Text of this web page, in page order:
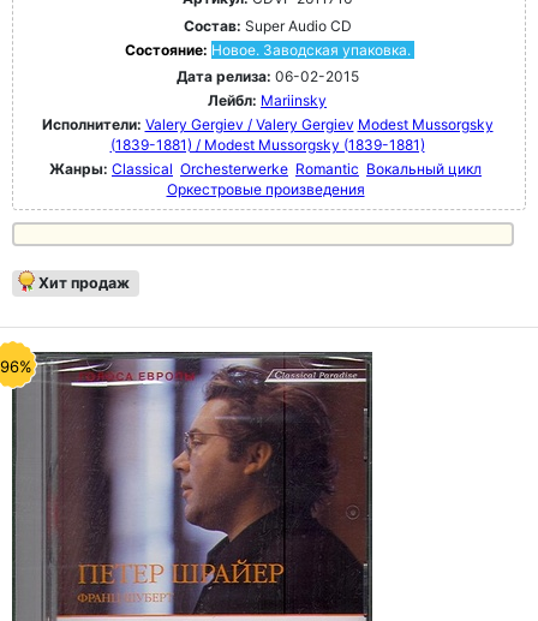
Состав: Super Audio CD
Состояние: Новое. Заводская упаковка.
Дата релиза: 06-02-2015
Лейбл: Mariinsky
Исполнители: Valery Gergiev / Valery Gergiev Modest Mussorgsky
(1839-1881) / Modest Mussorgsky (1839-1881)
Жанры: Classical Orchesterwerke Romantic Вокальный цикл
Оркестровые произведения
Хит продаж